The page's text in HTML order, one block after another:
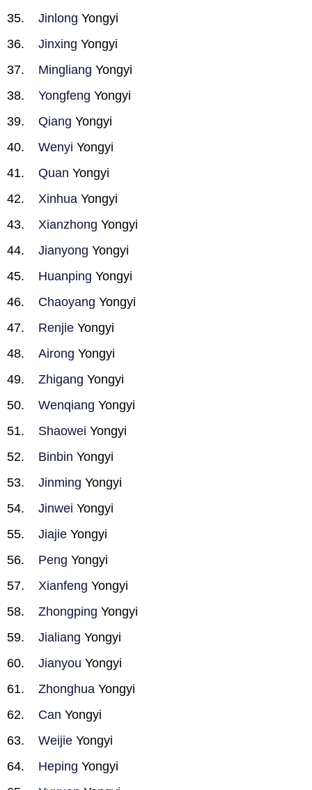
Jinlong Yongyi
Jinxing Yongyi
Mingliang Yongyi
Yongfeng Yongyi
Qiang Yongyi
Wenyi Yongyi
Quan Yongyi
Xinhua Yongyi
Xianzhong Yongyi
Jianyong Yongyi
Huanping Yongyi
Chaoyang Yongyi
Renjie Yongyi
Airong Yongyi
Zhigang Yongyi
Wenqiang Yongyi
Shaowei Yongyi
Binbin Yongyi
Jinming Yongyi
Jinwei Yongyi
Jiajie Yongyi
Peng Yongyi
Xianfeng Yongyi
Zhongping Yongyi
Jialiang Yongyi
Jianyou Yongyi
Zhonghua Yongyi
Can Yongyi
Weijie Yongyi
Heping Yongyi